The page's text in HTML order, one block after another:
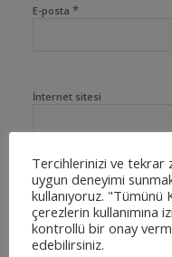
E-posta *
İnternet sitesi
Tercihlerinizi ve tekrar
uygun deneyimi
kullanıyoruz. "Tümünü
çerezlerin kullanımına
kontrollü bir onay
edebilirsiniz.